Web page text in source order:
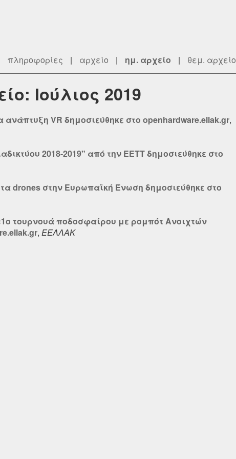
πληροφορίες | αρχείο | ημ. αρχείο | θεμ. αρχείο
Ιούλιος 2019
VR δημοσιεύθηκε στο openhardware.ellak.gr,
2018-2019" από την ΕΕΤΤ δημοσιεύθηκε στο
drones στην Ευρωπαϊκή Ένωση δημοσιεύθηκε στο
τουρνουά ποδοσφαίρου με ρομπότ Ανοιχτών
, ΕΕΛΛΑΚ